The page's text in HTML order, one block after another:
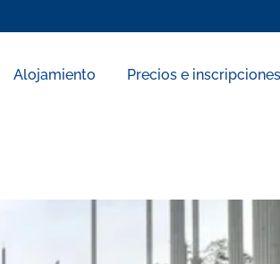
Alojamiento Precios e inscripciones